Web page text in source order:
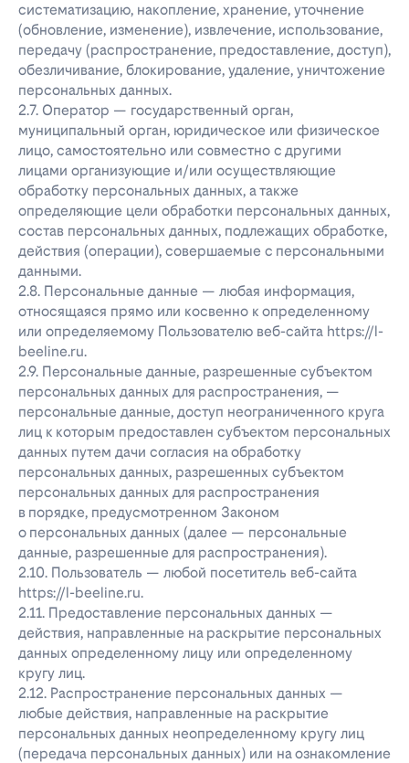
систематизацию, накопление, хранение, уточнение
(обновление, изменение), извлечение, использование,
передачу (распространение, предоставление, доступ),
обезличивание, блокирование, удаление, уничтожение
персональных данных.
2.7. Оператор — государственный орган,
муниципальный орган, юридическое или физическое
лицо, самостоятельно или совместно с другими
лицами организующие и/или осуществляющие
обработку персональных данных, а также
определяющие цели обработки персональных данных,
состав персональных данных, подлежащих обработке,
действия (операции), совершаемые с персональными
данными.
2.8. Персональные данные — любая информация,
относящаяся прямо или косвенно к определенному
или определяемому Пользователю веб-сайта https://l-
beeline.ru.
2.9. Персональные данные, разрешенные субъектом
персональных данных для распространения, —
персональные данные, доступ неограниченного круга
лиц к которым предоставлен субъектом персональных
данных путем дачи согласия на обработку
персональных данных, разрешенных субъектом
персональных данных для распространения
в порядке, предусмотренном Законом
о персональных данных (далее — персональные
данные, разрешенные для распространения).
2.10. Пользователь — любой посетитель веб-сайта
https://l-beeline.ru.
2.11. Предоставление персональных данных —
действия, направленные на раскрытие персональных
данных определенному лицу или определенному
кругу лиц.
2.12. Распространение персональных данных —
любые действия, направленные на раскрытие
персональных данных неопределенному кругу лиц
(передача персональных данных) или на ознакомление